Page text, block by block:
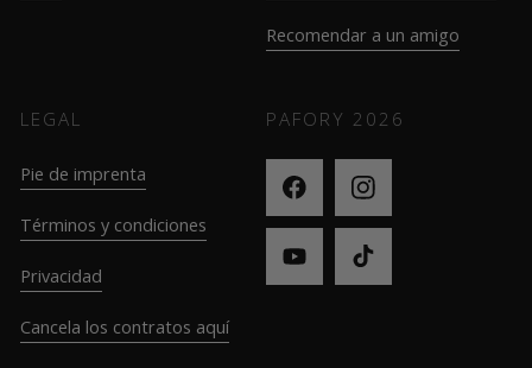
Recomendar a un amigo
LEGAL
Pie de imprenta
Términos y condiciones
Privacidad
Cancela los contratos aquí
PAFORY 2026